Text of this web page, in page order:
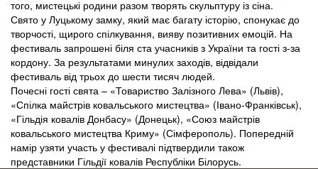
того, мистецькі родини разом творять скульптуру із сіна.
Свято у Луцькому замку, який має багату історію, спонукає до
творчості, щирого спілкування, вияву позитивних емоцій. На
фестиваль запрошені біля ста учасників з України та гості з-за
кордону. За результатами минулих заходів, відвідали
фестиваль від трьох до шести тисяч людей.
Почесні гості свята – «Товариство Залізного Лева» (Львів),
«Спілка майстрів ковальського мистецтва» (Івано-Франківськ),
«Гільдія ковалів Донбасу» (Донецьк), «Союз майстрів
ковальського мистецтва Криму» (Сімферополь). Попередній
намір узяти участь у фестивалі підтвердили також
представники Гільдії ковалів Республіки Білорусь.